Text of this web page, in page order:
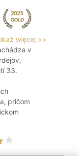
więcej >>
v
33.
pričom